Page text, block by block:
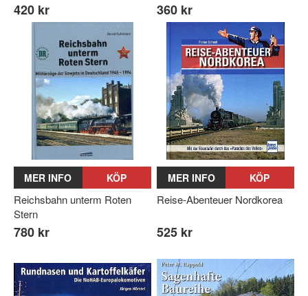
420 kr 360 kr
MER INFO KÖP
Reichsbahn unterm Roten
Stern
780 kr
MER INFO KÖP
Reise-Abenteuer Nordkorea
525 kr